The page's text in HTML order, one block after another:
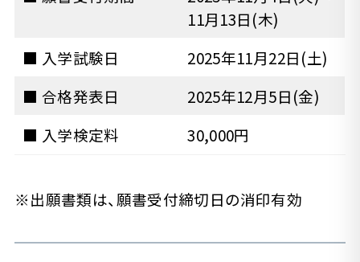
11月13日(木)
■ 入学試験日
2025年11月22日(土)
■ 合格発表日
2025年12月5日(金)
■ 入学検定料
30,000円
※出願書類は、願書受付締切日の消印有効